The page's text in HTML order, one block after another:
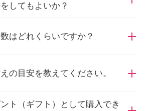
た場合、着用をお控えください。
してもよいか？
ざいませんが、全体が覆われているの
着用方法です。
はどれくらいですか？
数はございませんが、洗濯による生地
はじめ劣化がある場合、買い替えをお
の目安を教えてください。
縮や劣化がみえた時のほか、期間とし
ト（ギフト）として購入でき